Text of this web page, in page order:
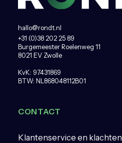
hallo@rondt.nl
+31 (0)38 202 25 89
Burgemeester Roelenweg 11
8021 EV Zwolle
KvK: 97431869
BTW: NL868048112B01
CONTACT
Klantenservice en klachten